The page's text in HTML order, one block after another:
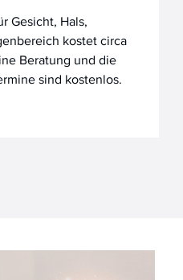
Gesicht, Hals,
kostet circa
Beratung und die
sind kostenlos.